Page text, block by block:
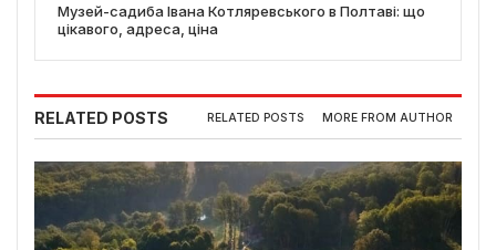
Музей-садиба Івана Котляревського в Полтаві: що
цікавого, адреса, ціна
RELATED POSTS RELATED POSTS MORE FROM AUTHOR